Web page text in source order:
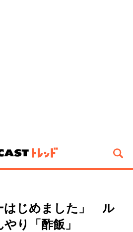
はじめました」 ル
り「酢飯」